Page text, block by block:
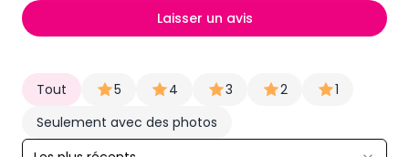
Tout 5 4 3 2
1
Seulement avec des photos
Laisser un avis